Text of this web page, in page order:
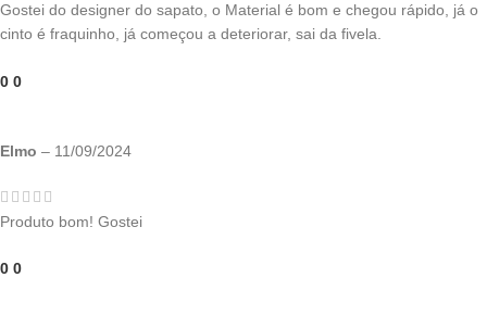
Gostei do designer do sapato, o Material é bom e chegou rápido, já o
cinto é fraquinho, já começou a deteriorar, sai da fivela.
0 0
Elmo – 11/09/2024
Produto bom! Gostei
0 0